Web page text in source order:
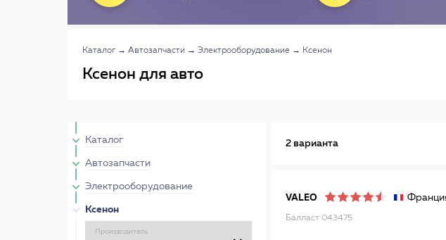
Каталог → Автозапчасти → Электрооборудование → Ксенон
Ксенон для авто
Каталог
Автозапчасти
Электрооборудование
Ксенон
Производитель
2 варианта
VALEO
Балласт 043475